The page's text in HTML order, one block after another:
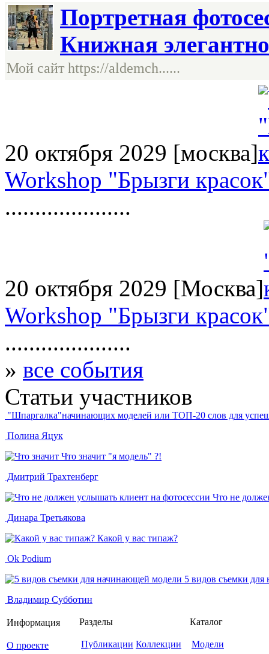
Портретная
Книжная
Мой сайт https://aldemch......
20 октября 2029 [москва]
Workshop "Брызги
.....................
20 октября 2029 [Москва]
Workshop "Брызги
.....................
» все события
Статьи участников
"Шпаргалка"начинающих моделей или TOП-20 слов для
Полина Яцук
Что значит "я модель" ?!
Дмитрий Трахтенберг
Что не
Динара Третьякова
Какой у вас типаж?
Ok Podium
5 видов съемки
Владимир Субботин
Информация
О проекте
Разделы
Публикации Коллекции
Каталог
Модели